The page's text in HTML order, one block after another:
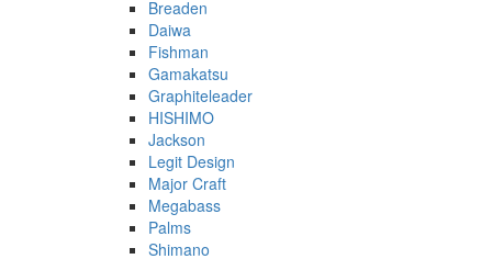
Breaden
Daiwa
Fishman
Gamakatsu
Graphiteleader
HISHIMO
Jackson
Legit Design
Major Craft
Megabass
Palms
Shimano